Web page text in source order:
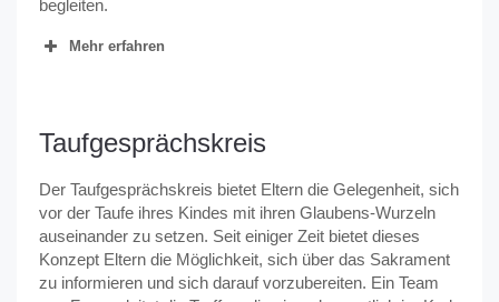
begleiten.
Mehr erfahren
Taufgesprächskreis
Der Taufgesprächskreis bietet Eltern die Gelegenheit, sich
vor der Taufe ihres Kindes mit ihren Glaubens-Wurzeln
auseinander zu setzen. Seit einiger Zeit bietet dieses
Konzept Eltern die Möglichkeit, sich über das Sakrament
zu informieren und sich darauf vorzubereiten. Ein Team